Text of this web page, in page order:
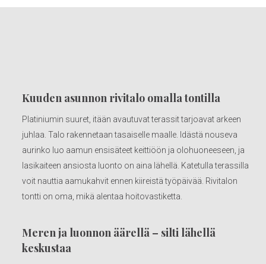
Kuuden asunnon rivitalo omalla tontilla
Platiniumin suuret, itään avautuvat terassit tarjoavat arkeen
juhlaa. Talo rakennetaan tasaiselle maalle. Idästä nouseva
aurinko luo aamun ensisäteet keittiöön ja olohuoneeseen, ja
lasikaiteen ansiosta luonto on aina lähellä. Katetulla terassilla
voit nauttia aamukahvit ennen kiireistä työpäivää. Rivitalon
tontti on oma, mikä alentaa hoitovastiketta.
Meren ja luonnon äärellä – silti lähellä
keskustaa